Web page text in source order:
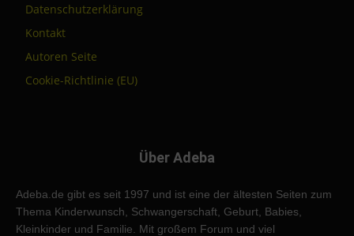
Datenschutzerklärung
Kontakt
Autoren Seite
Cookie-Richtlinie (EU)
Über Adeba
Adeba.de gibt es seit 1997 und ist eine der ältesten Seiten zum
Thema Kinderwunsch, Schwangerschaft, Geburt, Babies,
Kleinkinder und Familie. Mit großem Forum und viel